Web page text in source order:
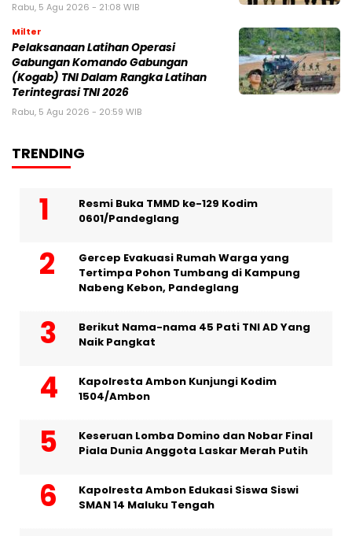
Rabu, 5 Agu 2026 - 21:08 WIB
Milter
Pelaksanaan Latihan Operasi
Gabungan Komando Gabungan
(Kogab) TNI Dalam Rangka Latihan
Terintegrasi TNI 2026
Rabu, 5 Agu 2026 - 20:59 WIB
TRENDING
Resmi Buka TMMD ke-129 Kodim
0601/Pandeglang
Gercep Evakuasi Rumah Warga yang
Tertimpa Pohon Tumbang di Kampung
Nabeng Kebon, Pandeglang
Berikut Nama-nama 45 Pati TNI AD Yang
Naik Pangkat
Kapolresta Ambon Kunjungi Kodim
1504/Ambon
Keseruan Lomba Domino dan Nobar Final
Piala Dunia Anggota Laskar Merah Putih
Kapolresta Ambon Edukasi Siswa Siswi
SMAN 14 Maluku Tengah